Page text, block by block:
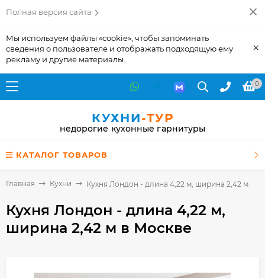
Полная версия сайта
Мы используем файлы «cookie», чтобы запоминать
сведения о пользователе и отображать подходящую ему
рекламу и другие материалы.
×
0
КУХНИ-ТУР
недорогие кухонные гарнитуры
КАТАЛОГ ТОВАРОВ
Главная Кухни Кухня Лондон - длина 4,22 м, ширина 2,42 м
Кухня Лондон - длина 4,22 м,
ширина 2,42 м в Москве